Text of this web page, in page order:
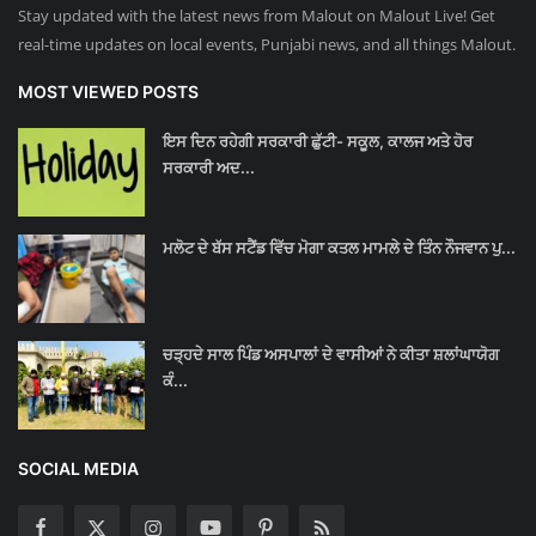
Stay updated with the latest news from Malout on Malout Live! Get
real-time updates on local events, Punjabi news, and all things Malout.
MOST VIEWED POSTS
ਇਸ ਦਿਨ ਰਹੇਗੀ ਸਰਕਾਰੀ ਛੁੱਟੀ- ਸਕੂਲ, ਕਾਲਜ ਅਤੇ ਹੋਰ
ਸਰਕਾਰੀ ਅਦ...
ਮਲੋਟ ਦੇ ਬੱਸ ਸਟੈਂਡ ਵਿੱਚ ਮੋਗਾ ਕਤਲ ਮਾਮਲੇ ਦੇ ਤਿੰਨ ਨੌਜਵਾਨ ਪੁ...
ਚੜ੍ਹਦੇ ਸਾਲ ਪਿੰਡ ਅਸਪਾਲਾਂ ਦੇ ਵਾਸੀਆਂ ਨੇ ਕੀਤਾ ਸ਼ਲਾਂਘਾਯੋਗ
ਕੰ...
SOCIAL MEDIA